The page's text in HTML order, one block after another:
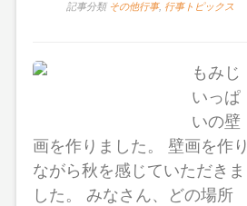
記事分類 その他行事, 行事トピックス
もみじ
いっぱ
いの壁
画を作りました。 壁画を作り
ながら秋を感じていただきま
した。 みなさん、どの場所